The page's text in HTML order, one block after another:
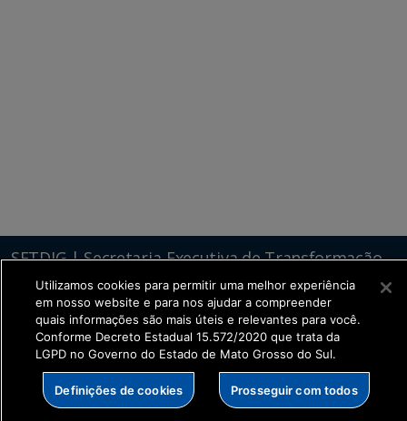
SETDIG | Secretaria-Executiva de Transformação
Digital
Utilizamos cookies para permitir uma melhor experiência
em nosso website e para nos ajudar a compreender
quais informações são mais úteis e relevantes para você.
Conforme Decreto Estadual 15.572/2020 que trata da
LGPD no Governo do Estado de Mato Grosso do Sul.
Definições de cookies Prosseguir com todos